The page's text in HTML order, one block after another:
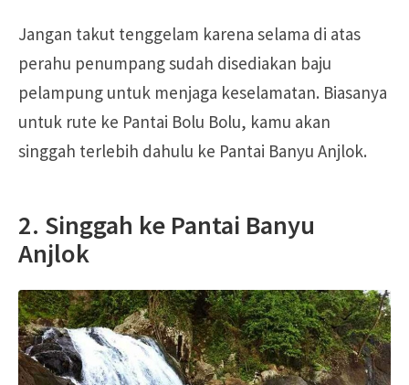
Jangan takut tenggelam karena selama di atas
perahu penumpang sudah disediakan baju
pelampung untuk menjaga keselamatan. Biasanya
untuk rute ke Pantai Bolu Bolu, kamu akan
singgah terlebih dahulu ke Pantai Banyu Anjlok.
2. Singgah ke Pantai Banyu
Anjlok